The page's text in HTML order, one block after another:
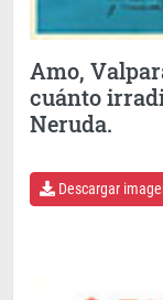
Amo,
cuánto
Neruda.
Descargar